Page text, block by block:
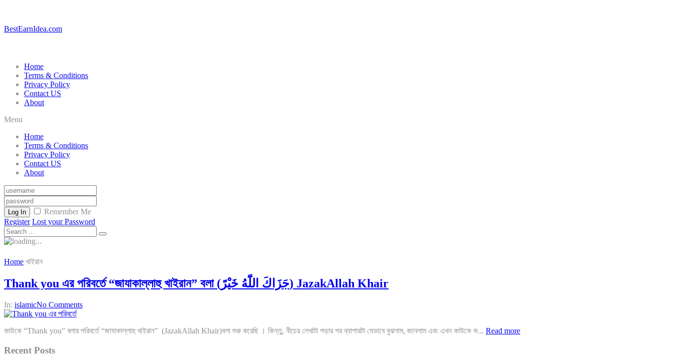
BestEarnIdea.com
Home
Terms & Conditions
Privacy Policy
Contact US
About
Menu
Home
Terms & Conditions
Privacy Policy
Contact US
About
Log In
Remember Me
Register Lost your Password
Home খাইরান
Thank you এর পরিবর্তে “জাযাকাল্লাহু খাইরান” বলা (ﺟَﺰَﺍﻙَ ﺍﻟﻠّٓﻪُ ﺧَﻴْﺮً) JazakAllah Khair
In: islamicNo Comments
কাউকে “Thank you” বলার পরিবর্তে “জাযাকাল্লাহু খাইরান” (JazakAllah Khair)বলা শুরু করেছি । কিন্তু, নীচের লেখাটা পড়ার পর ব্যাপারটা যেভাবে বুঝলাম, জানলাম এবং এখন কাউকে ক... Read more
Recent Posts